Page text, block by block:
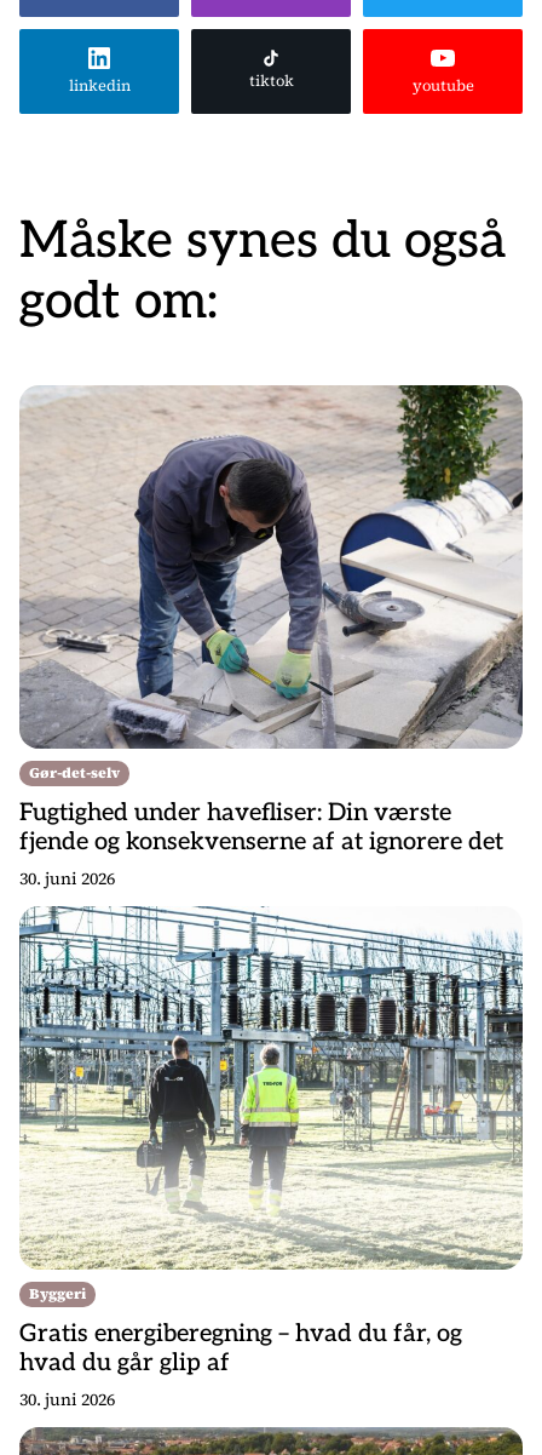
linkedin tiktok youtube
Måske synes du også
godt om:
Gør-det-selv
Fugtighed under havefliser: Din værste
fjende og konsekvenserne af at ignorere det
30. juni 2026
Byggeri
Gratis energiberegning – hvad du får, og
hvad du går glip af
30. juni 2026